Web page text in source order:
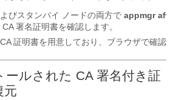
びスタンバイ ノードの両方で appmgr afw
署名証明書を確認します。
証明書を用意しており、ブラウザで確認
ールされた CA 署名付き証
元